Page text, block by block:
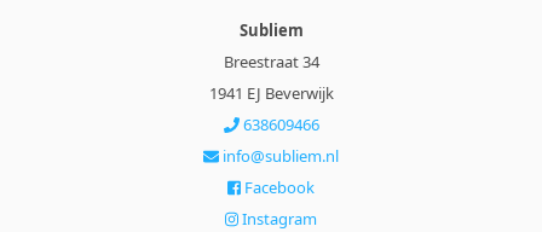
Subliem
Breestraat 34
1941 EJ Beverwijk
638609466
info@subliem.nl
Facebook
Instagram